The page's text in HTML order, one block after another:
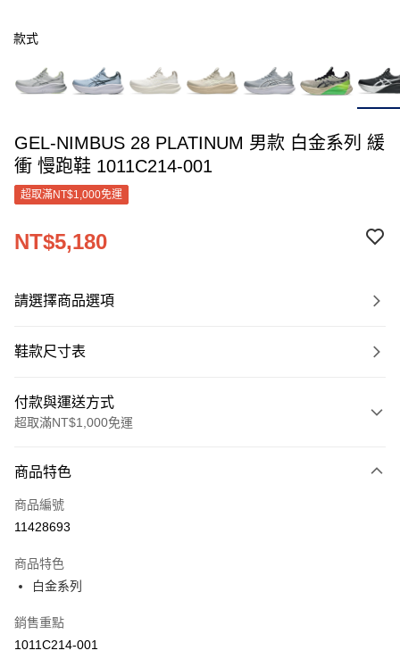
款式
GEL-NIMBUS 28 PLATINUM 男款 白金系列 緩
衝 慢跑鞋 1011C214-001
超取滿NT$1,000免運
NT$5,180
請選擇商品選項
鞋款尺寸表
付款與運送方式
超取滿NT$1,000免運
信用卡一次付款
信用卡分期付款
合作金庫商業銀行
華南商業銀行
國泰世華商業銀行
臺灣中小企業銀行
LINE Pay
運送方式
付款後全家取貨(僅限台灣本島，離島恕不配送) 預計5-7個工
商品特色
商品編號
11428693
商品特色
白金系列
銷售重點
1011C214-001